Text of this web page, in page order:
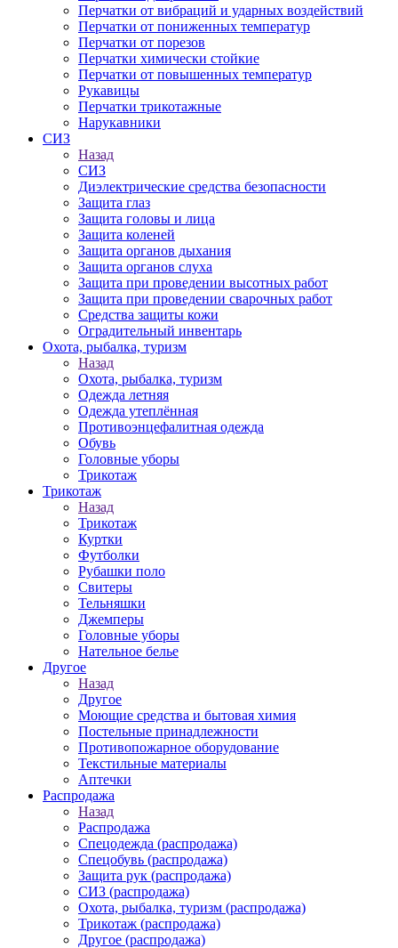
Перчатки от вибраций и ударных воздействий
Перчатки от пониженных температур
Перчатки от порезов
Перчатки химически стойкие
Перчатки от повышенных температур
Рукавицы
Перчатки трикотажные
Нарукавники
СИЗ
Назад
СИЗ
Диэлектрические средства безопасности
Защита глаз
Защита головы и лица
Защита коленей
Защита органов дыхания
Защита органов слуха
Защита при проведении высотных работ
Защита при проведении сварочных работ
Средства защиты кожи
Оградительный инвентарь
Охота, рыбалка, туризм
Назад
Охота, рыбалка, туризм
Одежда летняя
Одежда утеплённая
Противоэнцефалитная одежда
Обувь
Головные уборы
Трикотаж
Трикотаж
Назад
Трикотаж
Куртки
Футболки
Рубашки поло
Свитеры
Тельняшки
Джемперы
Головные уборы
Нательное белье
Другое
Назад
Другое
Моющие средства и бытовая химия
Постельные принадлежности
Противопожарное оборудование
Текстильные материалы
Аптечки
Распродажа
Назад
Распродажа
Спецодежда (распродажа)
Спецобувь (распродажа)
Защита рук (распродажа)
СИЗ (распродажа)
Охота, рыбалка, туризм (распродажа)
Трикотаж (распродажа)
Другое (распродажа)